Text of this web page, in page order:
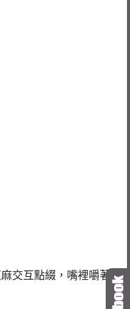
交互點綴，嘴裡嚼著